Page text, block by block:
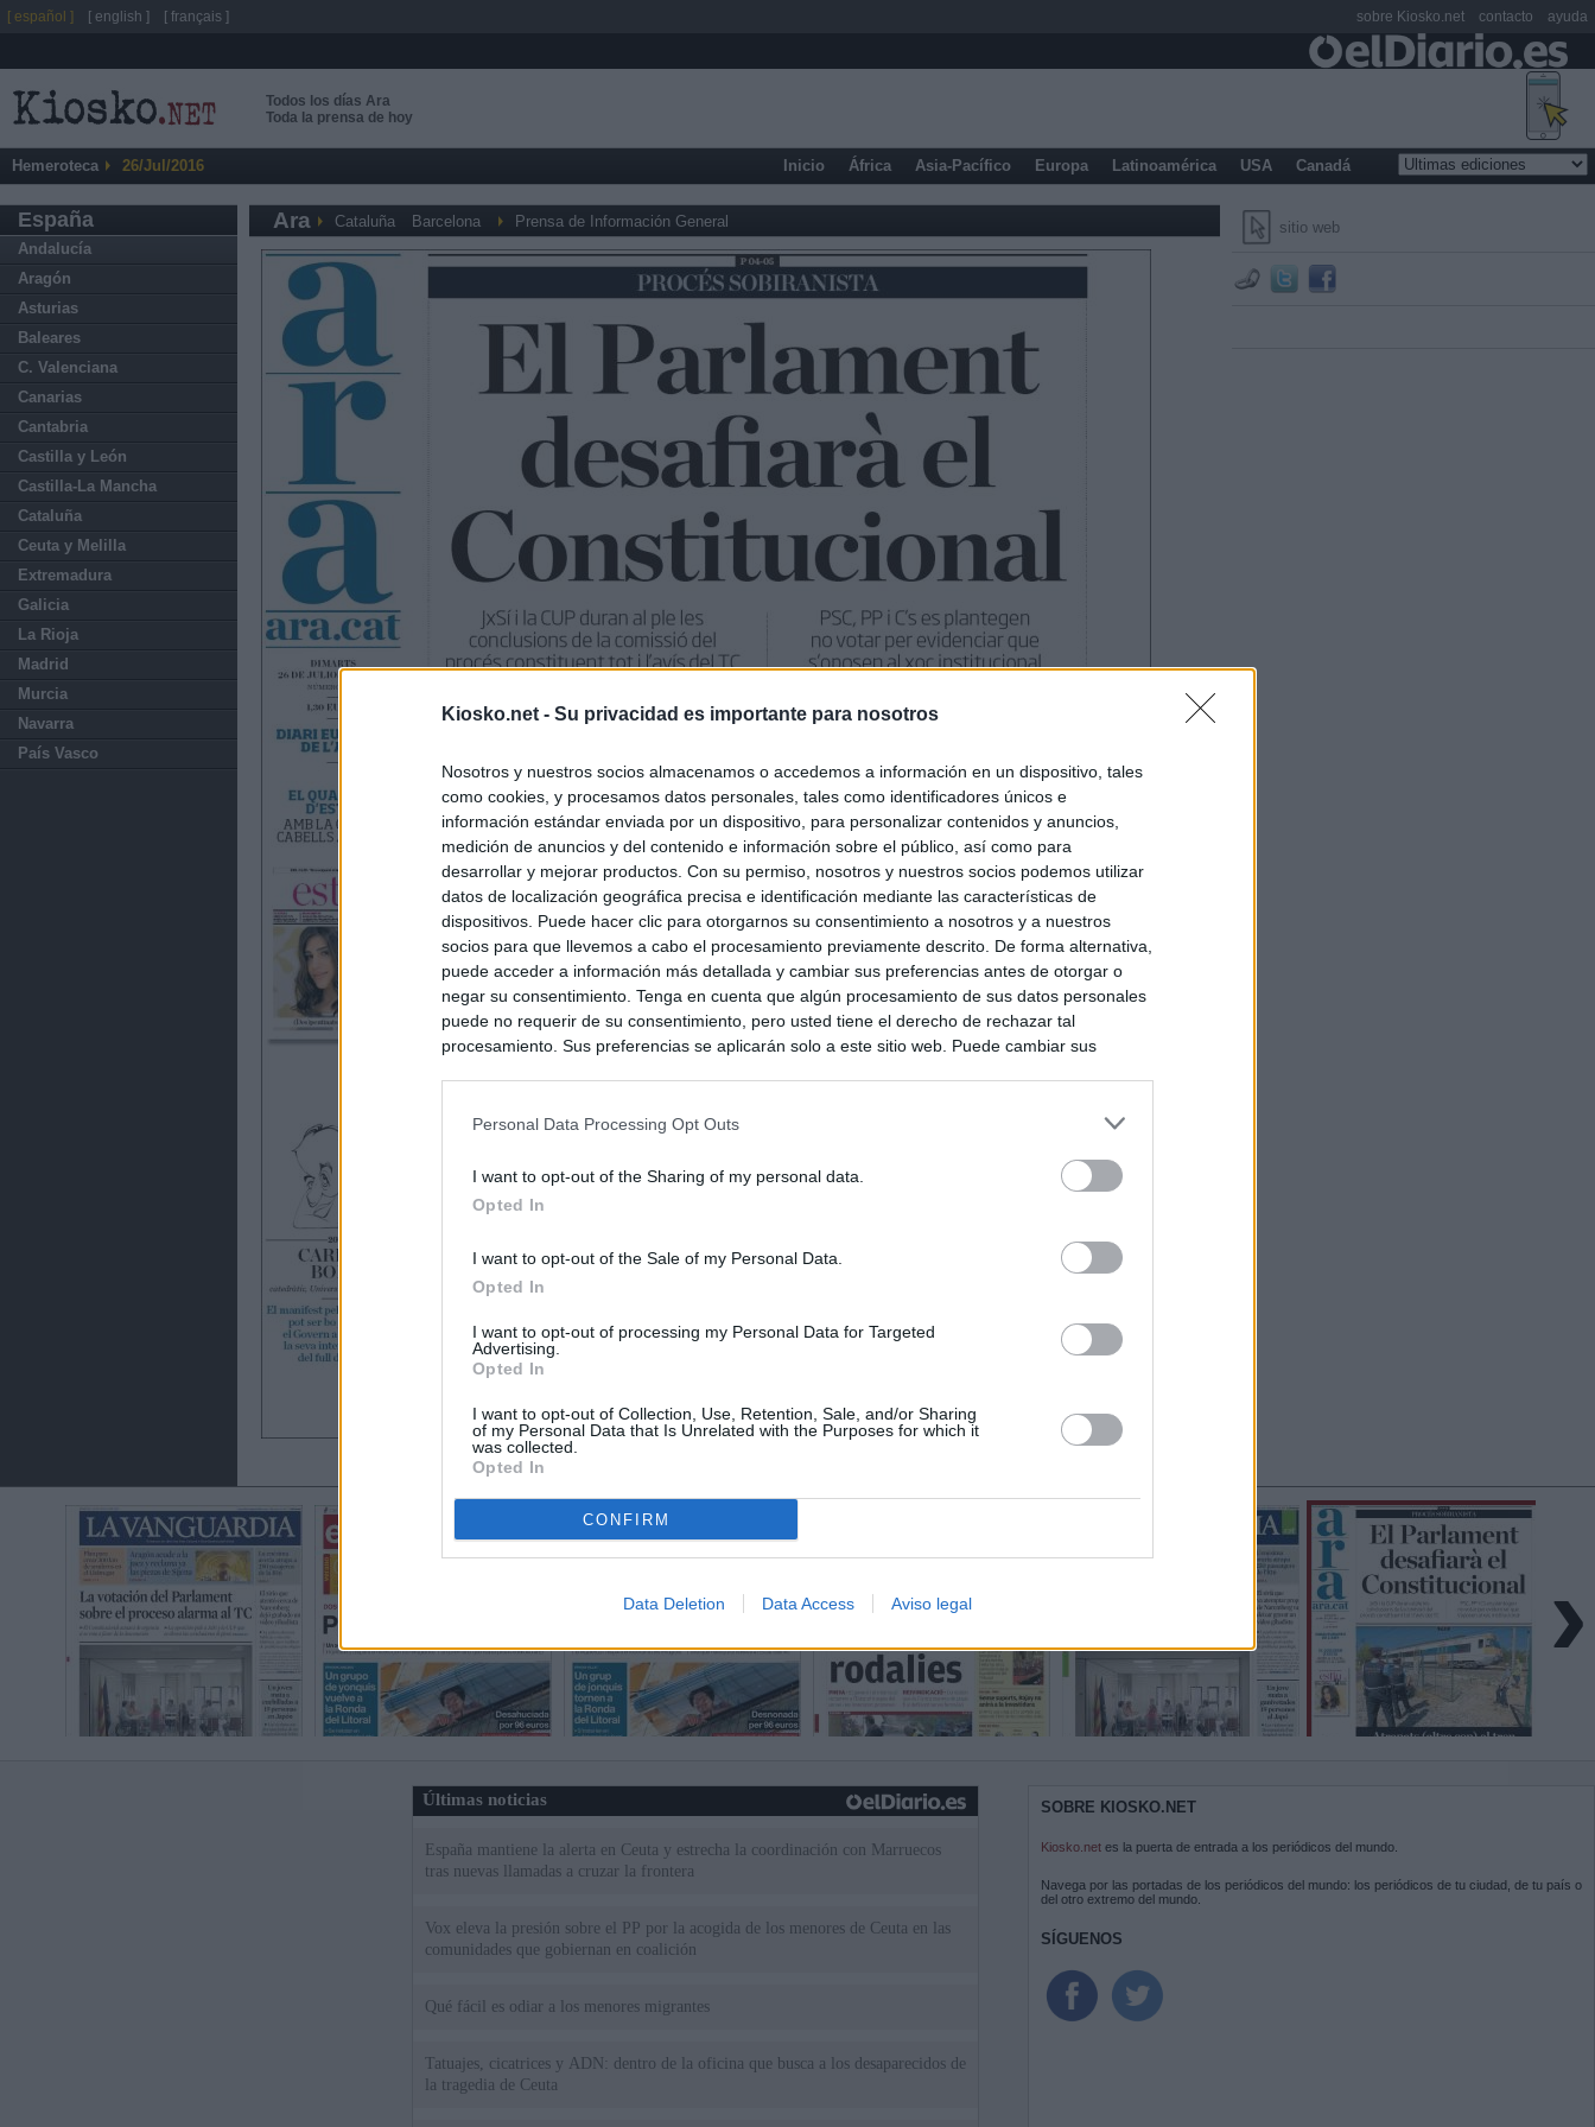
Kiosko.net - Su privacidad es importante para nosotros
Nosotros y nuestros socios almacenamos o accedemos a información en un dispositivo, tales
como cookies, y procesamos datos personales, tales como identificadores únicos e
información estándar enviada por un dispositivo, para personalizar contenidos y anuncios,
medición de anuncios y del contenido e información sobre el público, así como para
desarrollar y mejorar productos. Con su permiso, nosotros y nuestros socios podemos utilizar
datos de localización geográfica precisa e identificación mediante las características de
dispositivos. Puede hacer clic para otorgarnos su consentimiento a nosotros y a nuestros
socios para que llevemos a cabo el procesamiento previamente descrito. De forma alternativa,
puede acceder a información más detallada y cambiar sus preferencias antes de otorgar o
negar su consentimiento. Tenga en cuenta que algún procesamiento de sus datos personales
puede no requerir de su consentimiento, pero usted tiene el derecho de rechazar tal
procesamiento. Sus preferencias se aplicarán solo a este sitio web. Puede cambiar sus
Personal Data Processing Opt Outs
I want to opt-out of the Sharing of my personal data.
Opted In
I want to opt-out of the Sale of my Personal Data.
Opted In
I want to opt-out of processing my Personal Data for Targeted
Advertising.
Opted In
I want to opt-out of Collection, Use, Retention, Sale, and/or Sharing
of my Personal Data that Is Unrelated with the Purposes for which it
was collected.
Opted In
CONFIRM
Data Deletion Data Access Aviso legal
Todos los días Ara
Toda la prensa de hoy
Hemeroteca 26/Jul/2016 Inicio África Asia-Pacífico Europa Latinoamérica USA Canadá
España
Andalucía
Aragón
Asturias
Baleares
C. Valenciana
Canarias
Cantabria
Castilla y León
Castilla-La Mancha
Cataluña
Ceuta y Melilla
Extremadura
Galicia
La Rioja
Madrid
Murcia
Navarra
País Vasco
sitio web
Ara Cataluña Barcelona Prensa de Información General
›
Últimas noticias
España mantiene la alerta en Ceuta y estrecha la coordinación con Marruecos
tras nuevas llamadas a cruzar la frontera
Vox eleva la presión sobre el PP por la acogida de los menores de Ceuta en las
comunidades que gobiernan en coalición
Qué fácil es odiar a los menores migrantes
Tatuajes, cicatrices y ADN: dentro de la oficina que busca a los desaparecidos de
la tragedia de Ceuta
SOBRE KIOSKO.NET
Kiosko.net es la puerta de entrada a los periódicos del mundo.
Navega por las portadas de los periódicos del mundo: los periódicos de tu ciudad, de tu país o
del otro extremo del mundo.
SÍGUENOS
[ español ] [ english ] [ français ] sobre Kiosko.net contacto ayuda